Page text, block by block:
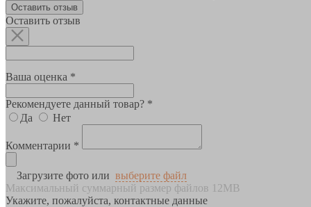
Оставить отзыв
Оставить отзыв
Ваша оценка *
Рекомендуете данный товар? *
Да
Нет
Комментарии *
Загрузите фото или выберите файл
Максимальный суммарный размер файлов 12MB
Укажите, пожалуйста, контактные данные